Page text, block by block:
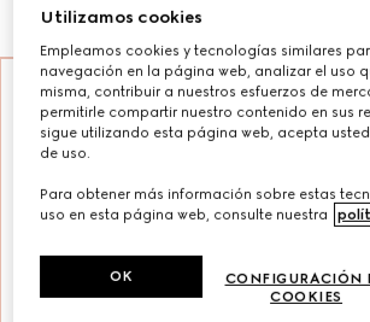
Utilizamos cookies
Empleamos cookies y tecnologías similares
navegación en la página web, analizar el uso
misma, contribuir a nuestros esfuerzos de
permitirle compartir nuestro contenido en sus
sigue utilizando esta página web, acepta
de uso.
Para obtener más información sobre estas
uso en esta página web, consulte nuestra
CONFIGURACIÓN
COOKIES
OK